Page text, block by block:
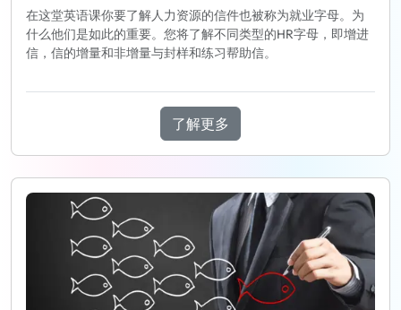
在这堂英语课你要了解人力资源的信件也被称为就业字母。为
什么他们是如此的重要。您将了解不同类型的HR字母，即增进
信，信的增量和非增量与封样和练习帮助信。
了解更多